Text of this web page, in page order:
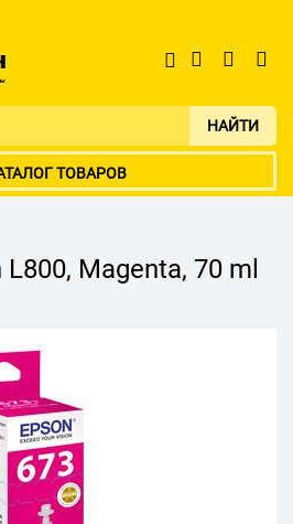
НАЙТИ
ТОВАРОВ
Magenta, 70 ml